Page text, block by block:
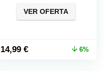
VER OFERTA
El
14,99€El
6%